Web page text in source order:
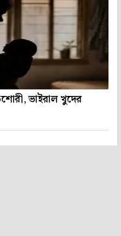
ভাইরাল খুদের